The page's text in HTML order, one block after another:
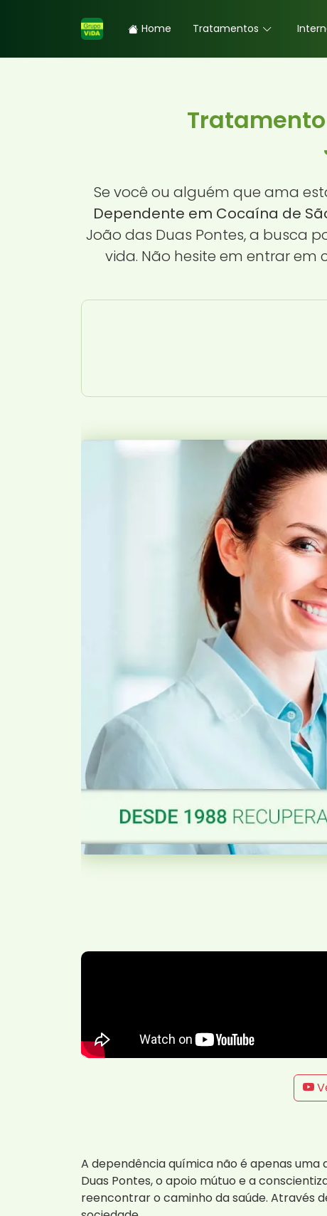
Home Tratamentos
Se você ou alguém que ama
Dependente em Cocaína de
João das Duas Pontes, a busca
vida. Não hesite em entrar
A dependência química não é apenas
Duas Pontes, o apoio mútuo e a
reencontrar o caminho da saúde. Através